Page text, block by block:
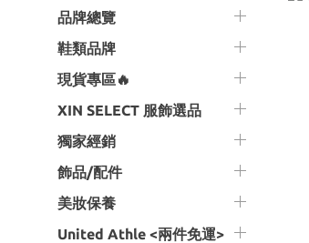
品牌總覽
鞋類品牌
現貨專區🔥
XIN SELECT 服飾選品
獨家經銷
飾品/配件
美妝保養
United Athle <兩件免運>